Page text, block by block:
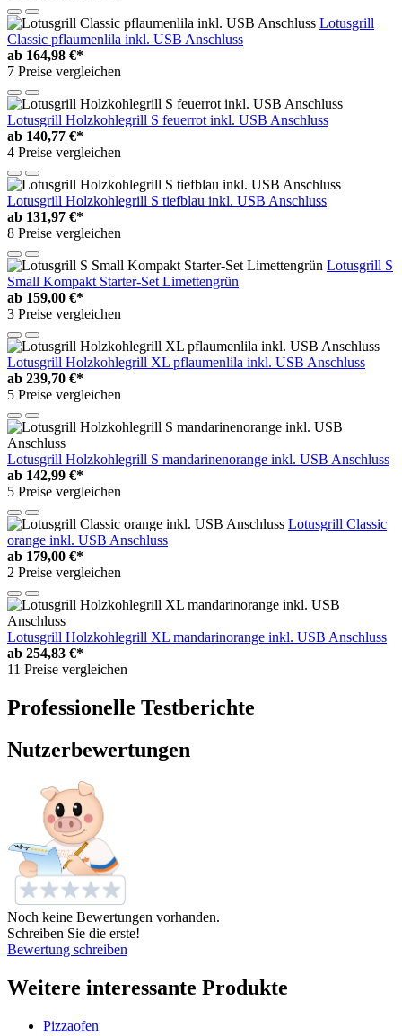
Lotusgrill
Classic pflaumenlila inkl. USB Anschluss
ab 164,98 €*
7 Preise vergleichen
Lotusgrill Holzkohlegrill S feuerrot inkl. USB Anschluss
ab 140,77 €*
4 Preise vergleichen
Lotusgrill Holzkohlegrill S tiefblau inkl. USB Anschluss
ab 131,97 €*
8 Preise vergleichen
Lotusgrill S
Small Kompakt Starter-Set Limettengrün
ab 159,00 €*
3 Preise vergleichen
Lotusgrill Holzkohlegrill XL pflaumenlila inkl. USB Anschluss
ab 239,70 €*
5 Preise vergleichen
Lotusgrill Holzkohlegrill S mandarinenorange inkl. USB Anschluss
ab 142,99 €*
5 Preise vergleichen
Lotusgrill Classic
orange inkl. USB Anschluss
ab 179,00 €*
2 Preise vergleichen
Lotusgrill Holzkohlegrill XL mandarinorange inkl. USB Anschluss
ab 254,83 €*
11 Preise vergleichen
Professionelle Testberichte
Nutzerbewertungen
Noch keine Bewertungen vorhanden.
Schreiben Sie die erste!
Bewertung schreiben
Weitere interessante Produkte
Pizzaofen